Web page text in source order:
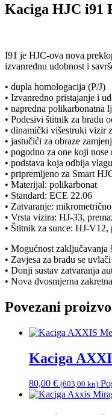
Kaciga HJC i91
I91 je HJC-ova nova
izvanrednu udobnost i
• dupla homologacija (P/J)
• Izvanredno pristajanje i
• napredna polikarbonatna
• Podesivi štitnik za bradu
• dinamički višestruki vizir
• jastučići za obraze
• pogodno za one koji nose
• podstava koja odbija
• pripremljeno za Smart
• Materijal: polikarbonat
• Standard: ECE 22.06
• Zatvaranje:
• Vrsta vizira: HJ-33,
• Štitnik za sunce: HJ-
• Mogućnost
• Zavjesa za bradu se
• Donji sustav zatvaranja
• Nova dvosmjerna
Povezani
Kaciga
80,00 € (603,00 kn)